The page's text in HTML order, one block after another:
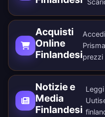
Acquisti
Online
Finlandesiprezzi
Notizie e
Media
Finlandesi